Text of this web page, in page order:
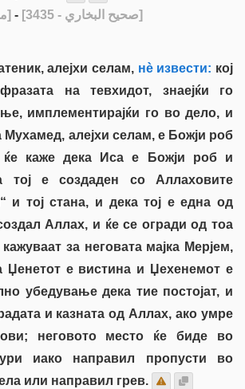
- [متفق عليه] - [صحيح البخاري - 3435]
алејхи селам, нè извести: кој
на тевхидот, знаејќи го
имплементирајќи го во дело, и
Мухамед, алејхи селам, е Божји роб
каже дека Иса е Божји роб и
тој е создаден со Аллаховите
и тој стана, и дека тој е една од
Аллах, и ќе се огради од тоа
за неговата мајка Мерјем,
Џенетот е вистина и Џехенемот е
убедување дека тие постојат, и
и казната од Аллах, ако умре
неговото место ќе биде во
иако направил пропусти во
или направил грев.